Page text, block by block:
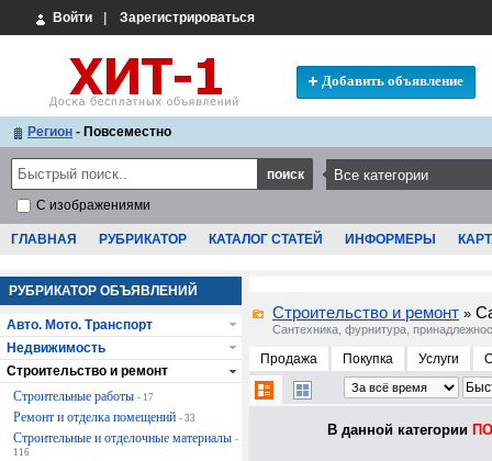
Войти Зарегистрироваться
Добавить объявление
Регион - Повсеместно
С изображениями
ГЛАВНАЯ РУБРИКАТОР КАТАЛОГ СТАТЕЙ ИНФОРМЕРЫ
Строительство и ремонт »
Сантехника, фурнитура,
Продажа Покупка Услуги
В данной категории
РУБРИКАТОР ОБЪЯВЛЕНИЙ
Авто. Мото. Транспорт
Недвижимость
Строительство и ремонт
Строительные работы - 17
Ремонт и отделка помещений - 33
Строительные и отделочные материалы -
116